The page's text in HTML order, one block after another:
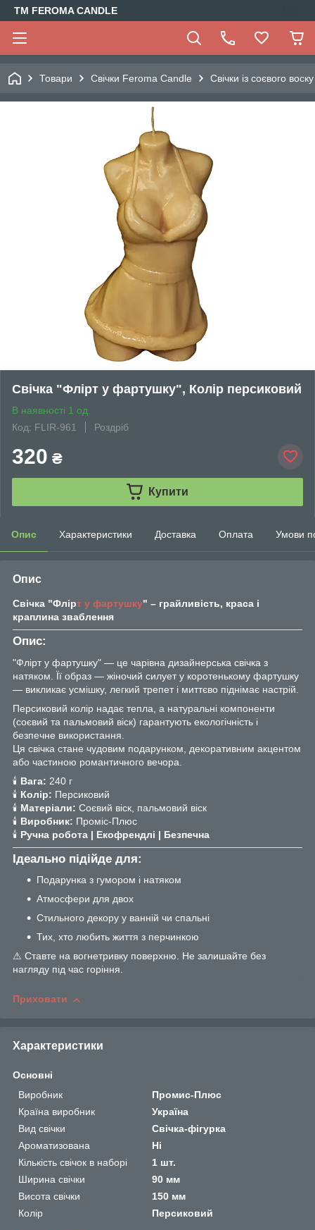
TM FEROMA CANDLE
Товари Свічки Feroma Candle Свічки із соєвого воску
Свічка "Флірт у фартушку", Колір персиковий
В наявності 1 од.
Код: FLIR-961
Роздріб
320 ₴
Купити
Опис Характеристики Доставка Оплата Умови
Опис
Свічка "Флірт у фартушку" – грайливість, краса і
краплина зваблення
Опис:
"Флірт у фартушку" — це чарівна дизайнерська свічка з
натяком. Її образ — жіночий силует у коротенькому фартушку
— викликає усмішку, легкий трепет і миттєво піднімає настрій.
Персиковий колір надає тепла, а натуральні компоненти
(соєвий та пальмовий віск) гарантують екологічність і
безпечне використання.
Ця свічка стане чудовим подарунком, декоративним акцентом
або частиною романтичного вечора.
🕯 Вага: 240 г
🕯 Колір: Персиковий
🕯 Матеріали: Соєвий віск, пальмовий віск
🕯 Виробник: Проміс-Плюс
🕯 Ручна робота | Екофрендлі | Безпечна
Ідеально підійде для:
Подарунка з гумором і натяком
Атмосфери для двох
Стильного декору у ванній чи спальні
Тих, хто любить життя з перчинкою
⚠ Ставте на вогнетривку поверхню. Не залишайте без
нагляду під час горіння.
Приховати
Характеристики
Основні
Виробник
Промис-Плюс
Країна виробник
Україна
Вид свічки
Свічка-фігурка
Ароматизована
Ні
Кількість свічок в наборі
1 шт.
Ширина свічки
90 мм
Висота свічки
150 мм
Колір
Персиковий